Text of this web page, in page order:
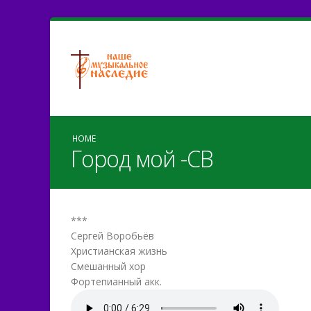
HOME
Город мой -СВ
***
Сергей Воробьёв
Христианская жизнь
Смешанный хор
Фортепианный акк.
Gorod_moi_SVorobjev.mp3